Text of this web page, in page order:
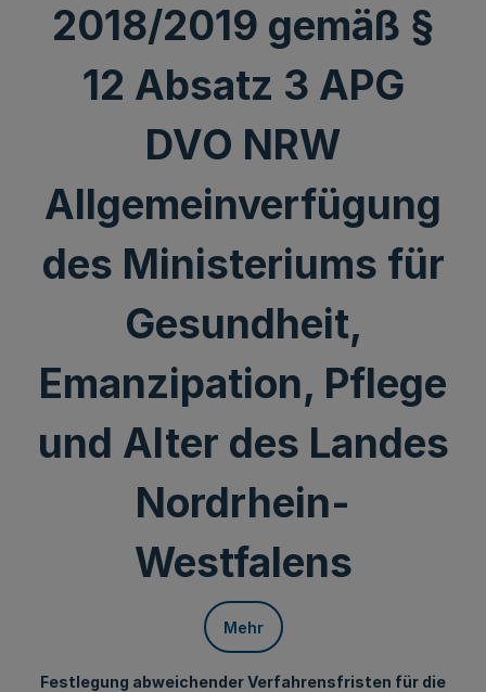
2018/2019 gemäß §
12 Absatz 3 APG
DVO NRW
Allgemeinverfügung
des Ministeriums für
Gesundheit,
Emanzipation, Pflege
und Alter des Landes
Nordrhein-
Westfalens
Mehr
Festlegung abweichender Verfahrensfristen für die